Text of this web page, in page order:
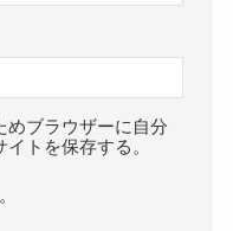
めブラウザーに自分
トを保存する。